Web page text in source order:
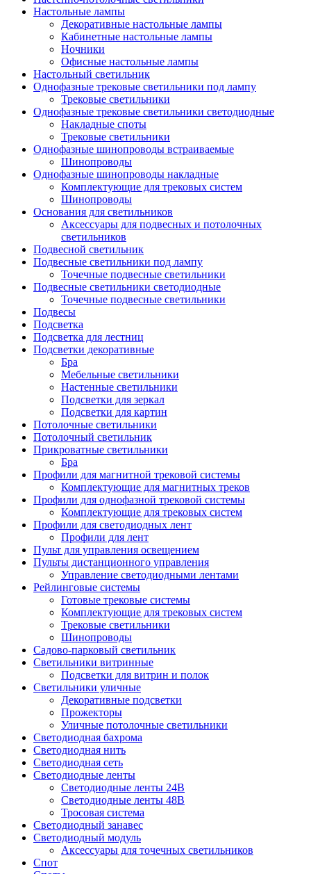
Настольные лампы
Декоративные настольные лампы
Кабинетные настольные лампы
Ночники
Офисные настольные лампы
Настольный светильник
Однофазные трековые светильники под лампу
Трековые светильники
Однофазные трековые светильники светодиодные
Накладные споты
Трековые светильники
Однофазные шинопроводы встраиваемые
Шинопроводы
Однофазные шинопроводы накладные
Комплектующие для трековых систем
Шинопроводы
Основания для светильников
Аксессуары для подвесных и потолочных
светильников
Подвесной светильник
Подвесные светильники под лампу
Точечные подвесные светильники
Подвесные светильники светодиодные
Точечные подвесные светильники
Подвесы
Подсветка
Подсветка для лестниц
Подсветки декоративные
Бра
Мебельные светильники
Настенные светильники
Подсветки для зеркал
Подсветки для картин
Потолочные светильники
Потолочный светильник
Прикроватные светильники
Бра
Профили для магнитной трековой системы
Комплектующие для магнитных треков
Профили для однофазной трековой системы
Комплектующие для трековых систем
Профили для светодиодных лент
Профили для лент
Пульт для управления освещением
Пульты дистанционного управления
Управление светодиодными лентами
Рейлинговые системы
Готовые трековые системы
Комплектующие для трековых систем
Трековые светильники
Шинопроводы
Садово-парковый светильник
Светильники витринные
Подсветки для витрин и полок
Светильники уличные
Декоративные подсветки
Прожекторы
Уличные потолочные светильники
Светодиодная бахрома
Светодиодная нить
Светодиодная сеть
Светодиодные ленты
Светодиодные ленты 24В
Светодиодные ленты 48В
Тросовая система
Светодиодный занавес
Светодиодный модуль
Аксессуары для точечных светильников
Спот